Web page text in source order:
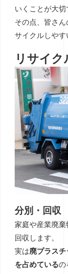
いくことが大切
その点、皆さ
サイクルしやす
リサイク
分別・回収
家庭や産業廃
回収します。
実は廃プラス
を占めているの